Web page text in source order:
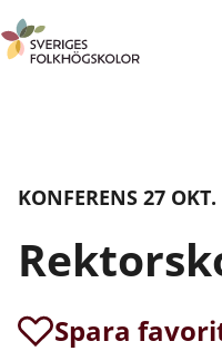
KONFERENS 27 OKT.
Spara